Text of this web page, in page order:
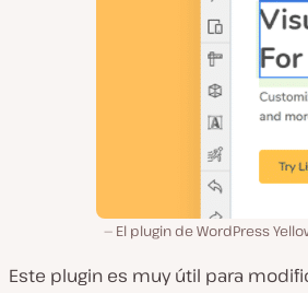
El plugin de WordPress
Este plugin es muy útil para